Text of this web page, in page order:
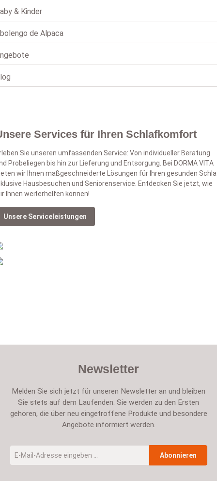
& Kinder
de Alpaca
Services für Ihren Schlafkomfort
Sie unseren umfassenden Service: Von individueller Beratung
Probeliegen bis hin zur Lieferung und Entsorgung. Bei DORMA VITA
wir Ihnen maßgeschneiderte Lösungen für Ihren gesunden
Hausbesuchen und Seniorenservice. Entdecken Sie jetzt, wie
Ihnen weiterhelfen können!
Unsere Serviceleistungen
Newsletter
Melden Sie sich jetzt für unseren Newsletter an und bleiben
Sie stets auf dem Laufenden. Sie werden zu den Ersten
gehören, die über neu eingetroffene Produkte und besondere
Angebote informiert werden.
Abonnieren